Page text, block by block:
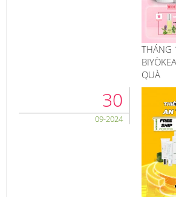
THÁNG
QUÀ
30
09-2024